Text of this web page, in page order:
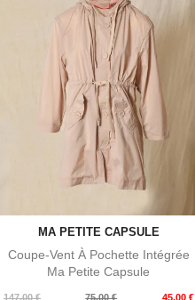
MA PETITE CAPSULE
Coupe-Vent À Pochette Intégrée
Ma Petite Capsule
147,00 €
Prix
75,00 € 45,00 €
Prix